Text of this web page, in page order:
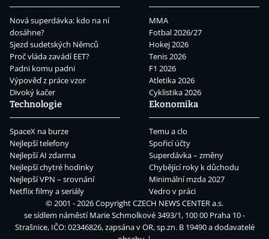
Nová superdávka: kdo na ní
dosáhne?
Sjezd sudetských Němců
Proč vláda zavádí EET?
Padni komu padni
Výpověď z práce vzor
Divoký kačer
MMA
Fotbal 2026/27
Hokej 2026
Tenis 2026
F1 2026
Atletika 2026
Cyklistika 2026
Technologie
SpaceX na burze
Nejlepší telefony
Nejlepší AI zdarma
Nejlepší chytré hodinky
Nejlepší VPN – srovnání
Netflix filmy a seriály
Ekonomika
Temu a clo
Spořicí účty
Superdávka – změny
Chybějící roky k důchodu
Minimální mzda 2027
Vedro v práci
© 2001 - 2026 CopyrightCZECH NEWS CENTER a.s.
se sídlem náměstí Marie Schmolkové 3493/1, 100 00 Praha 10 -
Strašnice, IČO: 02346826, zapsána v OR, sp.zn. B 19490 a dodavatelé